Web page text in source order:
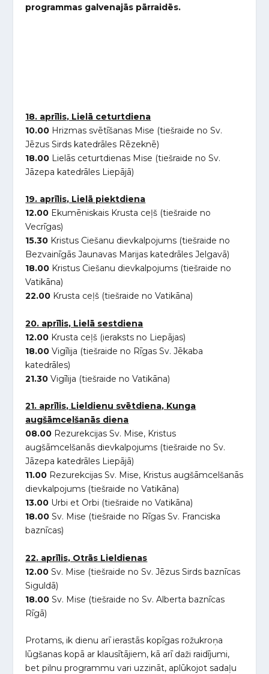
programmas galvenajās pārraidēs.
18. aprīlis, Lielā ceturtdiena
10.00 Hrizmas svētīšanas Mise (tiešraide no Sv.
Jēzus Sirds katedrāles Rēzeknē)
18.00 Lielās ceturtdienas Mise (tiešraide no Sv.
Jāzepa katedrāles Liepājā)
19. aprīlis, Lielā piektdiena
12.00 Ekumēniskais Krusta ceļš (tiešraide no
Vecrīgas)
15.30 Kristus Ciešanu dievkalpojums (tiešraide no
Bezvainīgās Jaunavas Marijas katedrāles Jelgavā)
18.00 Kristus Ciešanu dievkalpojums (tiešraide no
Vatikāna)
22.00 Krusta ceļš (tiešraide no Vatikāna)
20. aprīlis, Lielā sestdiena
12.00 Krusta ceļš (ieraksts no Liepājas)
18.00 Vigīlija (tiešraide no Rīgas Sv. Jēkaba
katedrāles)
21.30 Vigīlija (tiešraide no Vatikāna)
21. aprīlis, Lieldienu svētdiena, Kunga
augšāmcelšanās diena
08.00 Rezurekcijas Sv. Mise, Kristus
augšāmcelšanās dievkalpojums (tiešraide no Sv.
Jāzepa katedrāles Liepājā)
11.00 Rezurekcijas Sv. Mise, Kristus augšāmcelšanās
dievkalpojums (tiešraide no Vatikāna)
13.00 Urbi et Orbi (tiešraide no Vatikāna)
18.00 Sv. Mise (tiešraide no Rīgas Sv. Franciska
baznīcas)
22. aprīlis, Otrās Lieldienas
12.00 Sv. Mise (tiešraide no Sv. Jēzus Sirds baznīcas
Siguldā)
18.00 Sv. Mise (tiešraide no Sv. Alberta baznīcas
Rīgā)
Protams, ik dienu arī ierastās kopīgas rožukroņa
lūgšanas kopā ar klausītājiem, kā arī daži raidījumi,
bet pilnu programmu vari uzzināt, aplūkojot sadaļu